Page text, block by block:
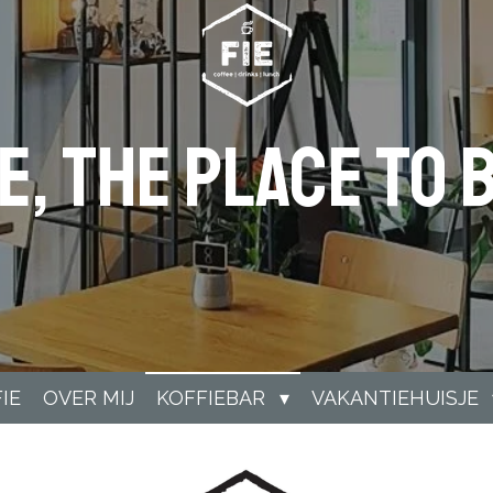
the place to
OVER MIJ KOFFIEBAR VAKANTIEHUISJE